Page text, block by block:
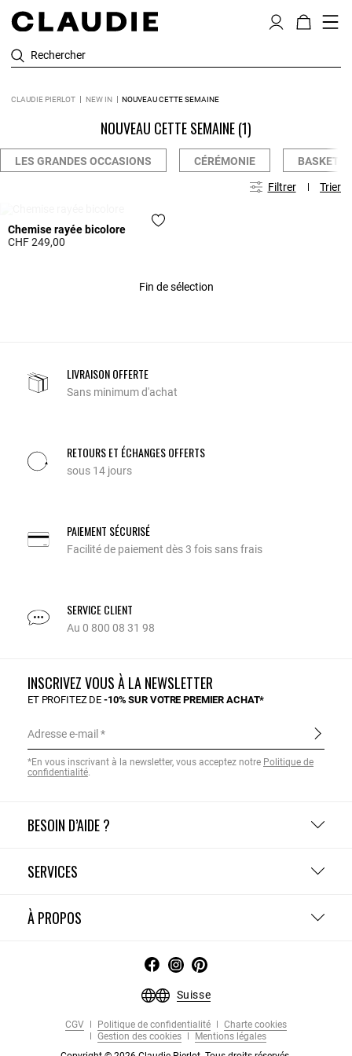
Rechercher
CLAUDIE PIERLOT NEW IN NOUVEAU CETTE SEMAINE
NOUVEAU CETTE SEMAINE(1)
LES GRANDES OCCASIONS CÉRÉMONIE BASKETS
Filtrer Trier
Chemise rayée bicolore
CHF 249,00
Fin de sélection
LIVRAISON OFFERTE
Sans minimum d'achat
RETOURS ET ÉCHANGES OFFERTS
sous 14 jours
PAIEMENT SÉCURISÉ
Facilité de paiement dès 3 fois sans frais
SERVICE CLIENT
Au 0 800 08 31 98
BESOIN D’AIDE ?
SERVICES
À PROPOS
INSCRIVEZ VOUS À LA NEWSLETTER
ET PROFITEZ DE-10% SUR VOTRE PREMIER ACHAT*
Adresse e-mail
*En vous inscrivant à la newsletter, vous acceptez notre Politique de
confidentialité.
Suisse
CGV Politique de confidentialité
Charte cookies
Gestion des cookies
Mentions légales